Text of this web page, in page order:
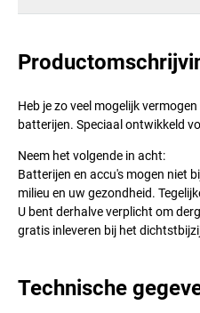
Heb je zo veel mogelijk
batterijen. Speciaal ontwikkeld
Neem het volgende in acht:
Batterijen en accu's mogen niet
milieu en uw gezondheid.
U bent derhalve verplicht om
gratis inleveren bij het
Technische